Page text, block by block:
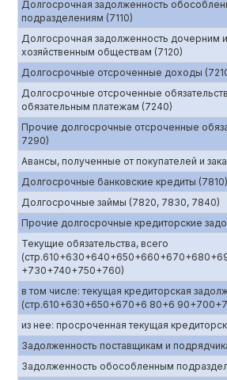
Долгосрочная задолженность
подразделениям (7110)
Долгосрочная задолженность дочерним
хозяйственным обществам (7120)
Долгосрочные отсроченные доходы
Долгосрочные отсроченные
обязательным платежам (7240)
Прочие долгосрочные отсроченные
7290)
Авансы, полученные от покупателей и
Долгосрочные банковские кредиты (7810)
Долгосрочные займы (7820, 7830, 7840)
Прочие долгосрочные кредиторские
Текущие обязательства, всего
+730+740+750+760)
в том числе: текущая кредиторская
(стр.610+630+650+670+6 80+6
из нее: просроченная текущая
Задолженность поставщикам и
Задолженность обособленным